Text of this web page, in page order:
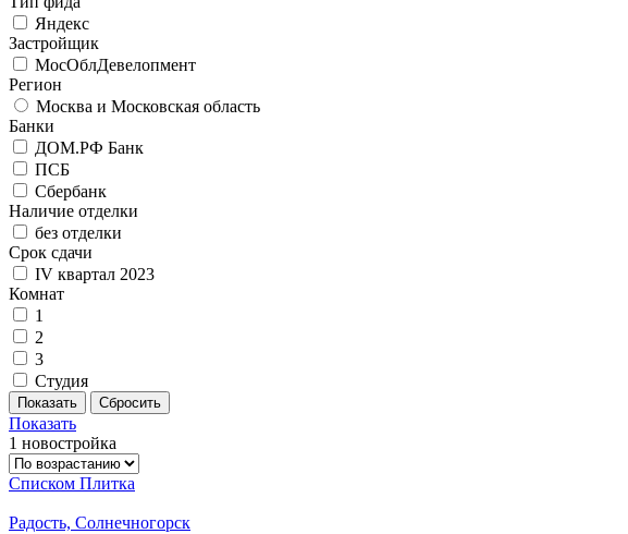
Яндекс
Застройщик
МосОблДевелопмент
Регион
Москва и Московская область
Банки
ДОМ.РФ Банк
ПСБ
Сбербанк
Наличие отделки
без отделки
Срок сдачи
IV квартал 2023
Комнат
1
2
3
Студия
Показать
1 новостройка
Списком Плитка
Радость, Солнечногорск